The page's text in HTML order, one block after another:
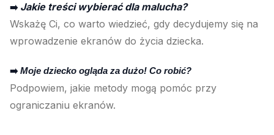
➡️ Jakie treści wybierać dla malucha?
Wskażę Ci, co warto wiedzieć, gdy decydujemy się na
wprowadzenie ekranów do życia dziecka.
➡️Moje dziecko ogląda za dużo! Co robić?
Podpowiem, jakie metody mogą pomóc przy
ograniczaniu ekranów.